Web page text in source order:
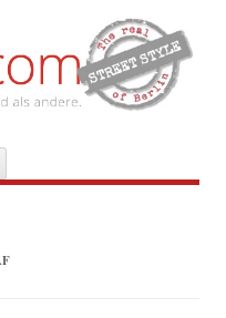
Inhalt
springen